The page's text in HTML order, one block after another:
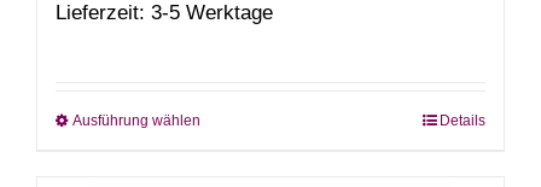
Lieferzeit: 3-5 Werktage
Ausführung wählen Details